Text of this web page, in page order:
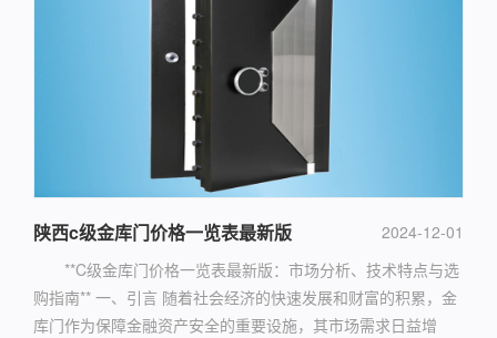
2024-12-01
陕西c级金库门价格一览表最新版
**C级金库门价格一览表最新版：市场分析、技术特点与选
购指南** 一、引言 随着社会经济的快速发展和财富的积累，金
库门作为保障金融资产安全的重要设施，其市场需求日益增